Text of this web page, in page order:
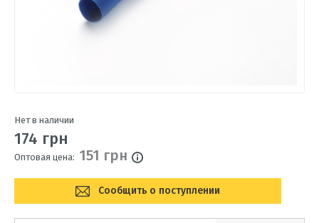
Нет в наличии
174 грн
Оптовая цена: 151 грн
Сообщить о поступлении